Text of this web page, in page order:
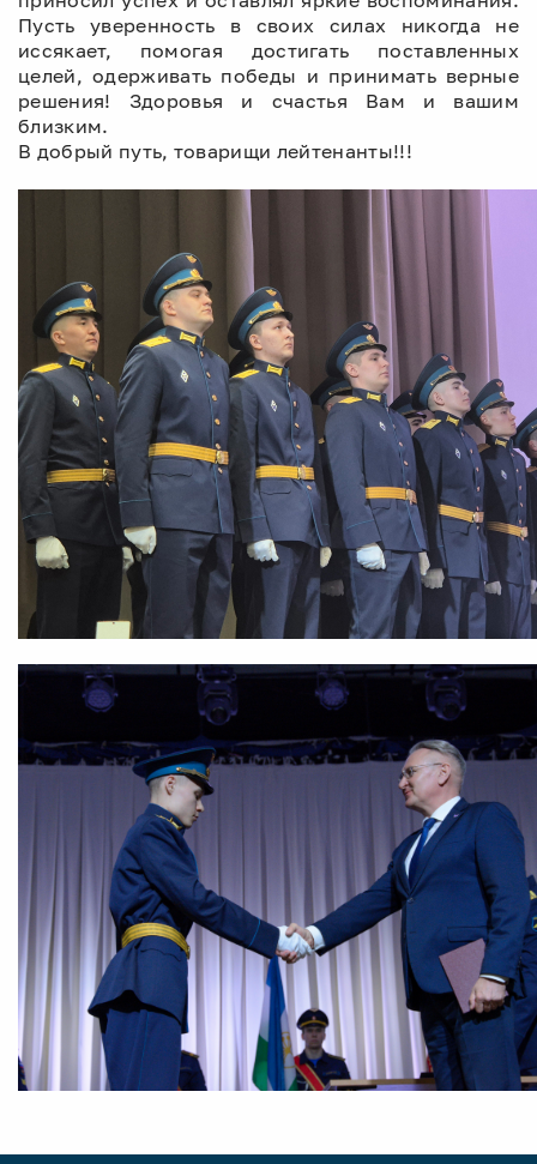
Пусть уверенность в своих силах никогда не
иссякает, помогая достигать поставленных
целей, одерживать победы и принимать верные
решения! Здоровья и счастья Вам и вашим
близким.
В добрый путь, товарищи лейтенанты!!!